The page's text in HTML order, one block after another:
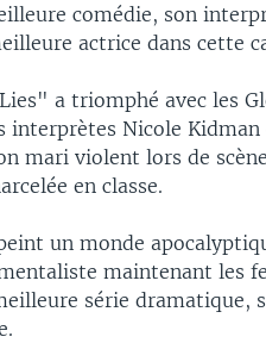
comédie, son
actrice dans cette
a triomphé avec les
Nicole Kidman
mari violent lors de
en classe.
un monde
maintenant les
série dramatique,